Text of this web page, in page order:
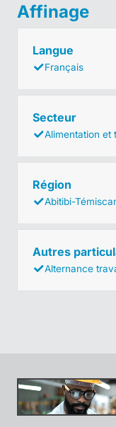
Affinage
Langue
Français
Secteur
Alimentation et
Région
Abitibi-
Autres
Alternance